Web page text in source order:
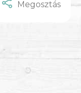
Megosztás